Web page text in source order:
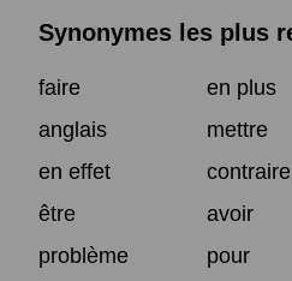
Synonymes les plus
faire
en plus
anglais
mettre
en effet
contraire
être
avoir
problème
pour